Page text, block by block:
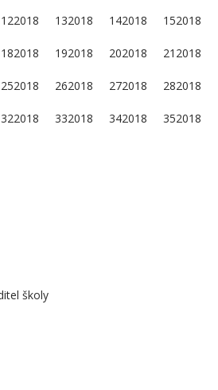
122018 132018 142018 152018
182018 192018 202018 212018
252018 262018 272018 282018
322018 332018 342018 352018
4.5.2018
školy